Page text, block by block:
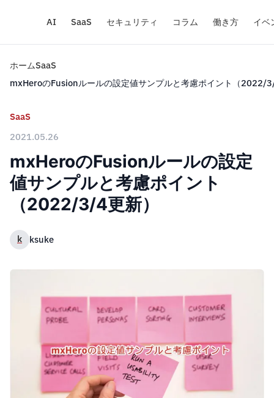
AI SaaS セキュリティ コラム 働き方 イベ
ホームSaaS
mxHeroのFusionルールの設定値サンプルと考慮ポイント（2022/
SaaS
2021.05.26
mxHeroのFusionルールの設定
値サンプルと考慮ポイント
（2022/3/4更新）
k ksuke